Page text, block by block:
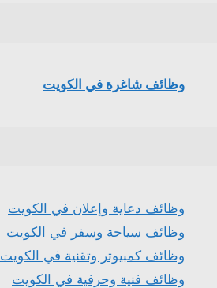
وظائف شاغرة في الكويت
وظائف دعاية وإعلان في الكويت
وظائف سياحة وسفر في الكويت
وظائف كمبيوتر وتقنية في الكويت
وظائف فنية وحرفية في الكويت